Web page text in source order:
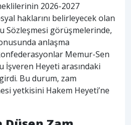
2026-2027
haklarını belirleyecek olan
Sözleşmesi görüşmelerinde,
anlaşma
Memur-Sen
İşveren Heyeti arasındaki
Bu durum, zam
yetkisini Hakem Heyeti’ne